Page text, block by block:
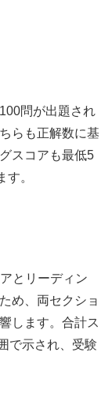
問が出題され
らも正解数に基
スコアも最低5
。
とリーディン
め、両セクショ
します。合計ス
で示され、受験